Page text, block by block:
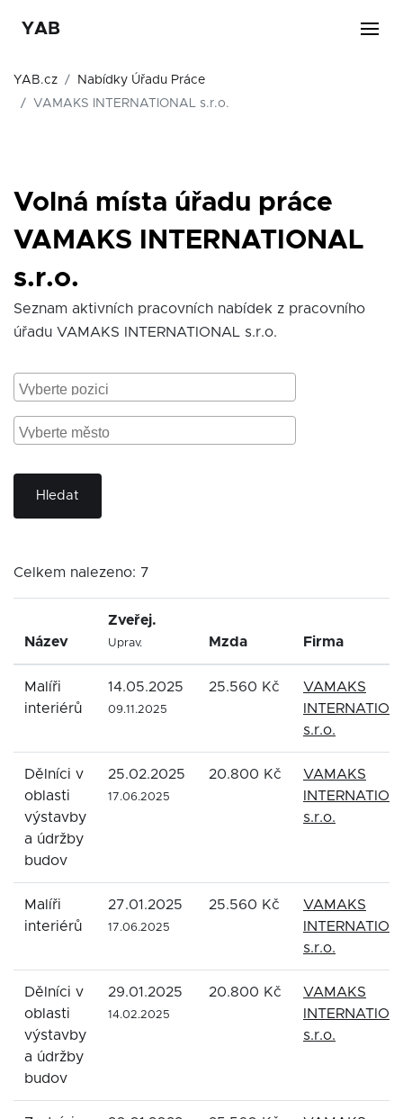
YAB
YAB.cz
Nabídky Úřadu Práce
VAMAKS INTERNATIONAL s.r.o.
Volná místa úřadu práce
VAMAKS INTERNATIONAL
s.r.o.
Seznam aktivních pracovních nabídek z pracovního
úřadu VAMAKS INTERNATIONAL s.r.o.
Hledat
Celkem nalezeno: 7
Název
Zveřej.
Uprav. Mzda Firma
Malíři
interiérů
14.05.2025
09.11.2025
25.560 Kč
VAMAKS
s.r.o.
Dělníci v
oblasti
výstavby
a údržby
budov
25.02.2025
17.06.2025
20.800 Kč
VAMAKS
s.r.o.
Malíři
interiérů
27.01.2025
17.06.2025
25.560 Kč
VAMAKS
s.r.o.
Dělníci v
oblasti
výstavby
a údržby
budov
29.01.2025
14.02.2025
20.800 Kč
VAMAKS
s.r.o.